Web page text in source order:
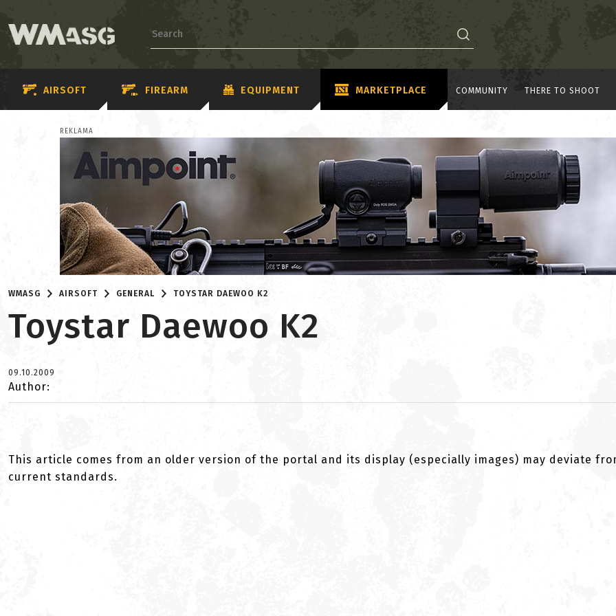
AIRSOFT FIREARM EQUIPMENT MARKETPLACE COMMUNITY THERE TO SHOOT
REKLAMA
WMASG AIRSOFT GENERAL TOYSTAR DAEWOO K2
Toystar Daewoo K2
09.10.2009
Author:
This article comes from an older version of the portal and its display (especially images) may deviate
current standards.